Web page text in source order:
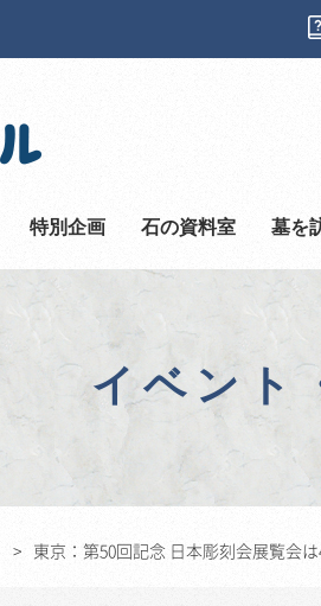
特別企画 石の資料室 墓を
イベント
東京：第50回記念 日本彫刻会展覧会